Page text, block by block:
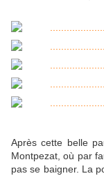
Après cette belle
Montpezat, où par
pas se baigner. La